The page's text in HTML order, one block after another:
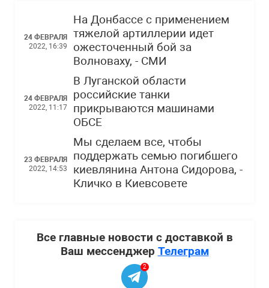
24 ФЕВРАЛЯ
2022, 16:39
На Донбассе с применением
тяжелой артиллерии идет
ожесточенный бой за
Волноваху, - СМИ
24 ФЕВРАЛЯ
2022, 11:17
В Луганской области
российские танки
прикрываются машинами
ОБСЕ
23 ФЕВРАЛЯ
2022, 14:53
Мы сделаем все, чтобы
поддержать семью погибшего
киевлянина Антона Сидорова, -
Кличко в Киевсовете
Все главные новости с доставкой в
Ваш мессенджер Телеграм
2